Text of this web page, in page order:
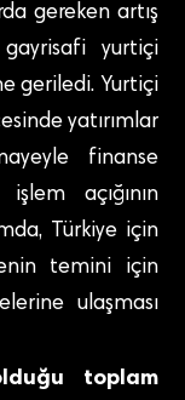
gereken artış
yurtiçi
geriledi. Yurtiçi
yatırımlar
finanse
açığının
Türkiye için
temini için
ulaşması
toplam